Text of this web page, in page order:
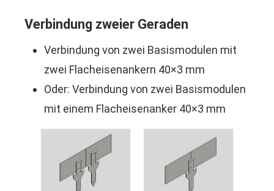
Verbindung zweier Geraden
Verbindung von zwei Basismodulen mit
zwei Flacheisenankern 40×3 mm
Oder: Verbindung von zwei Basismodulen
mit einem Flacheisenanker 40×3 mm